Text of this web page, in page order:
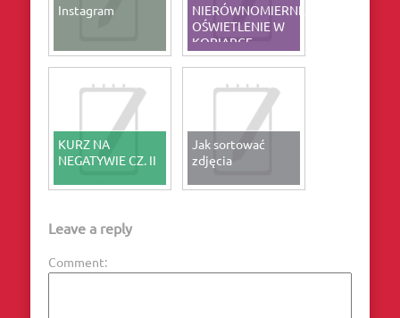
Instagram
NIERÓWNOMIERNE
OŚWIETLENIE W
KOPIARCE
STYKOWEJ
KURZ NA
NEGATYWIE CZ. II
Jak sortować
zdjęcia
Leave a reply
Comment